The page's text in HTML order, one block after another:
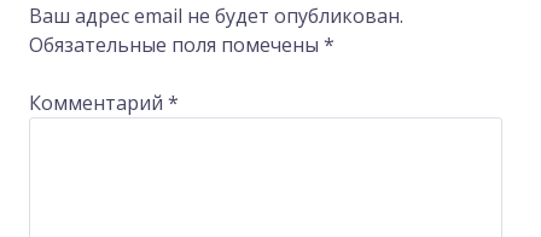
Ваш адрес email не будет опубликован.
Обязательные поля помечены *
Комментарий *